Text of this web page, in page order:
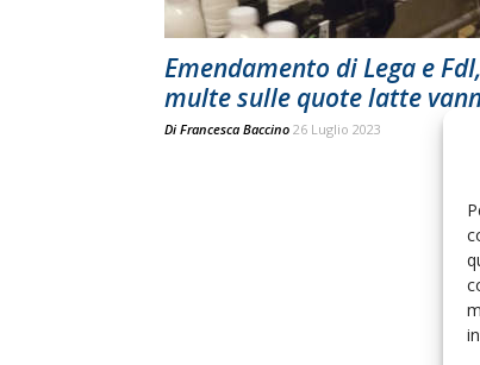
Emendamento di Lega e
multe sulle quote latte
Di Francesca Baccino 26 Luglio 2023